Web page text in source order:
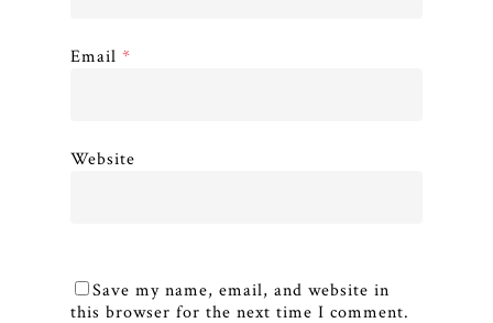
Email *
Website
Save my name, email, and website in
this browser for the next time I comment.